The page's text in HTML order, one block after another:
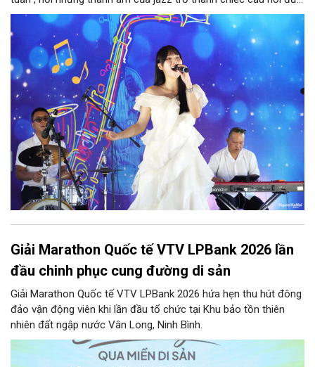
nhiều nền văn hóa gặp gỡ trong không gian di sản giữa lòng Thủ
đô. Từ những tác phẩm kinh điển của thế giới đến những giai
điệu Việt Nam đậm chất tự sự, chương trình mở ra một hành
trình thưởng thức âm nhạc đa tầng cảm xúc, góp phần bồi đắp
diện mạo văn hóa của Hà Nội - Thành phố sáng tạo.
Giải Marathon Quốc tế VTV LPBank 2026 lần
đầu chinh phục cung đường di sản
Giải Marathon Quốc tế VTV LPBank 2026 hứa hẹn thu hút đông
đảo vận động viên khi lần đầu tổ chức tại Khu bảo tồn thiên
nhiên đất ngập nước Vân Long, Ninh Bình.